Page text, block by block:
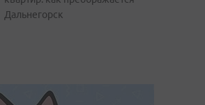
Дальнегорск